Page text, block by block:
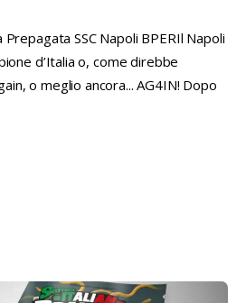
SSC Napoli BPERIl Napoli
d’Italia o, come direbbe
o meglio ancora... AG4IN! Dopo